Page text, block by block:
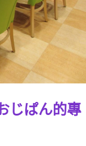
じぱん的專